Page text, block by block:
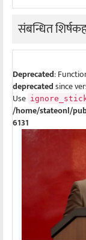
संबन्धित
Deprecated:
deprecatedsince
Use
/home/stateonl/
6131